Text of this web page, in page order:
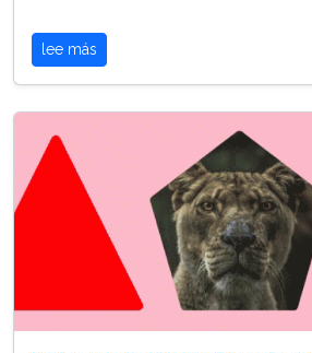
lee más